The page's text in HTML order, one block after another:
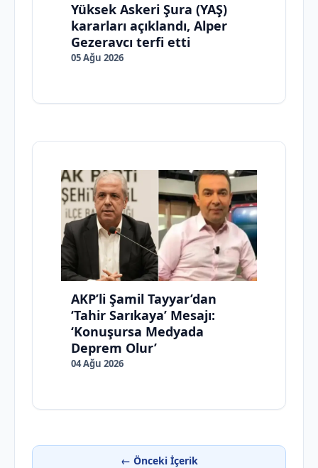
Yüksek Askeri Şura (YAŞ)
kararları açıklandı, Alper
Gezeravcı terfi etti
05 Ağu 2026
AKP’li Şamil Tayyar’dan
‘Tahir Sarıkaya’ Mesajı:
‘Konuşursa Medyada
Deprem Olur’
04 Ağu 2026
← Önceki İçerik